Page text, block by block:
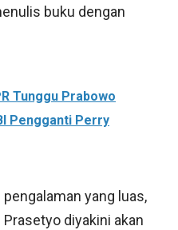
buku dengan
Tunggu Prabowo
Pengganti Perry
yang luas,
diyakini akan